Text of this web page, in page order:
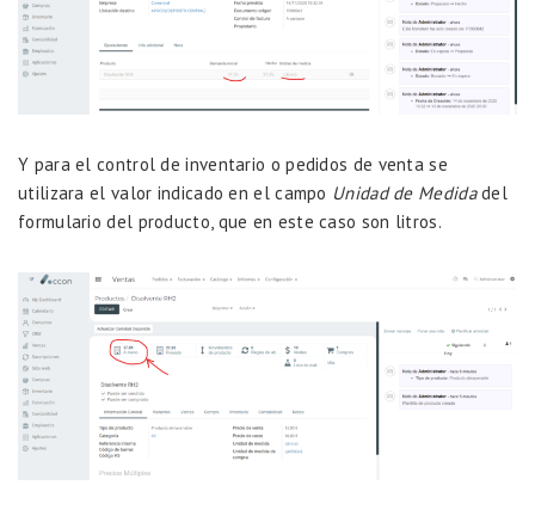
Y para el control de inventario o pedidos de venta se
utilizara el valor indicado en el campo Unidad de Medidadel
formulario del producto, que en este caso son litros.